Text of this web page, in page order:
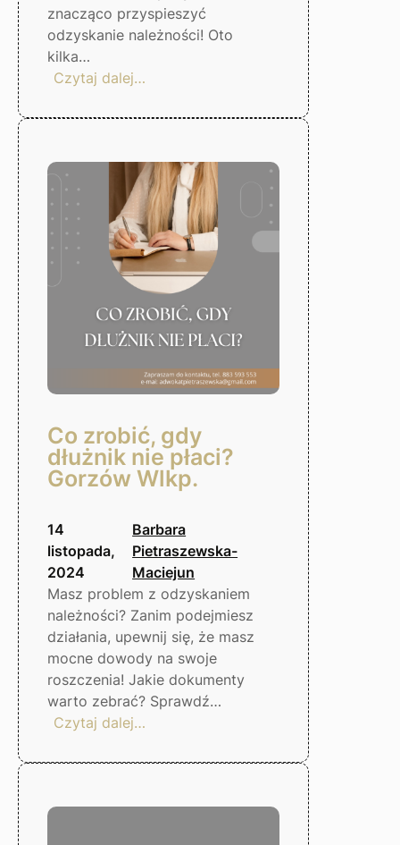
znacząco przyspieszyć
odzyskanie należności! Oto
kilka…
Czytaj dalej…
do
Gorzów
Wlkp.
Co zrobić, gdy
dłużnik nie płaci?
Gorzów Wlkp.
14
listopada,
2024
Barbara
Pietraszewska-
Maciejun
Masz problem z odzyskaniem
należności? Zanim podejmiesz
działania, upewnij się, że masz
mocne dowody na swoje
roszczenia! Jakie dokumenty
warto zebrać? Sprawdź…
Czytaj dalej…
zrobić,
dłużnik